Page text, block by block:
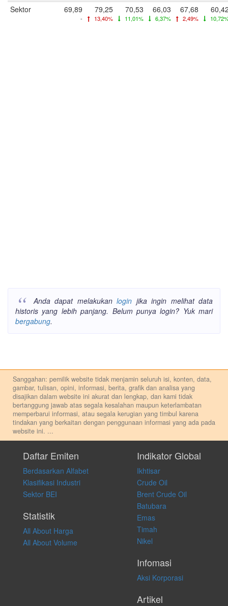
Sektor 69,89
-
79,25
13,40%
70,53
11,01%
66,03
6,37%
67,68
2,49%
Anda dapat melakukanlogin jika ingin melihat data
historis yang lebih panjang. Belum punya login? Yuk mari
bergabung.
Sanggahan: pemilik website tidak menjamin seluruh isi, konten, data,
gambar, tulisan, opini, informasi, berita, grafik dan analisa yang
disajikan dalam website ini akurat dan lengkap, dan kami tidak
bertanggung jawab atas segala kesalahan maupun keterlambatan
memperbarui informasi, atau segala kerugian yang timbul karena
tindakan yang berkaitan dengan penggunaan informasi yang ada pada
website ini. ...
pribadi. Kami tidak memberi anjuran, saran, rekomendasi untuk
membeli, menjual atau melakukan aktivitas lain yang terkait dengan
transaksi perdagangan apapun, dan kami tidak bertanggung jawab
atas keputusan investasi yang dilakukan dalam kondisi dan situasi
apapun juga, yang diakibatkan secara langsung maupun tidak
langsung atas konten pada website ini.
Daftar Emiten
Berdasarkan Alfabet
Klasifikasi Industri
Sektor BEI
Statistik
All About Harga
All About Volume
Indikator Global
Ikhtisar
Crude Oil
Brent Crude Oil
Batubara
Emas
Timah
Nikel
Infomasi
Aksi Korporasi
Artikel